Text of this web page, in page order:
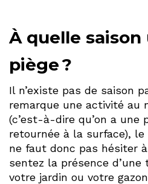
À quelle
piège ?
Il n’existe pas de saison
remarque une activité au
(c’est-à-dire qu’on a une
retournée à la surface),
ne faut donc pas hésiter
sentez la présence
votre jardin ou votre